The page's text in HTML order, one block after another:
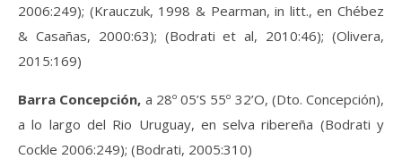
2006:249); (Krauczuk, 1998 & Pearman, in litt., en Chébez
& Casañas, 2000:63); (Bodrati et al, 2010:46); (Olivera,
2015:169)
Barra Concepción, a 28º 05’S 55º 32’O, (Dto. Concepción),
a lo largo del Rio Uruguay, en selva ribereña (Bodrati y
Cockle 2006:249); (Bodrati, 2005:310)